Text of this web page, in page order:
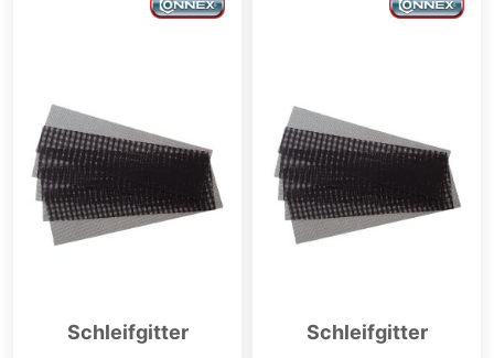
Schleifgitter Schleifgitter